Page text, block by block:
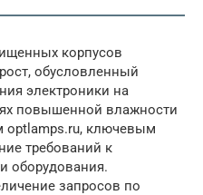
корпусов
обусловленный
электроники на
повышенной влажности
optlamps.ru, ключевым
требований к
оборудования.
запросов по